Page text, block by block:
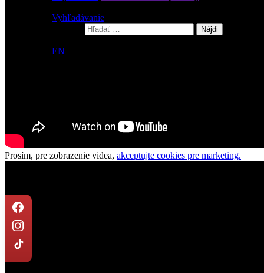
Vyhľadávanie
EN
Prosím, pre zobrazenie videa, akceptujte cookies pre marketing.